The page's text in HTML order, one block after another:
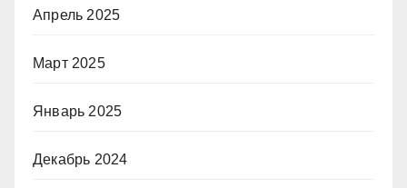
Апрель 2025
Март 2025
Январь 2025
Декабрь 2024